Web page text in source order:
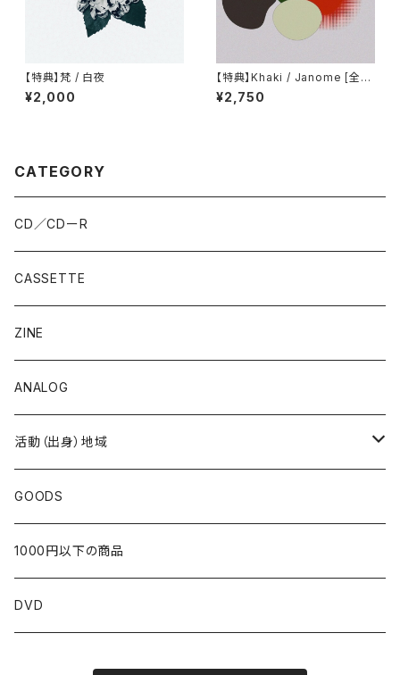
【特典】梵 / 白夜
¥2,000
【特典】Khaki / Janome [全国
リリース盤]
¥2,750
CATEGORY
CD／CDーR
CASSETTE
ZINE
ANALOG
活動（出身）地域
北海道
東北
青森
関東
GOODS
1000円以下の商品
DVD